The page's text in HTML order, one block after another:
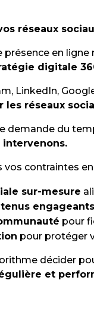
réseaux
en ligne
digitale
LinkedIn,
réseaux
demande du
intervenons.
vos contraintes
sur-mesure
engageants
pour
pour protéger
décider
et